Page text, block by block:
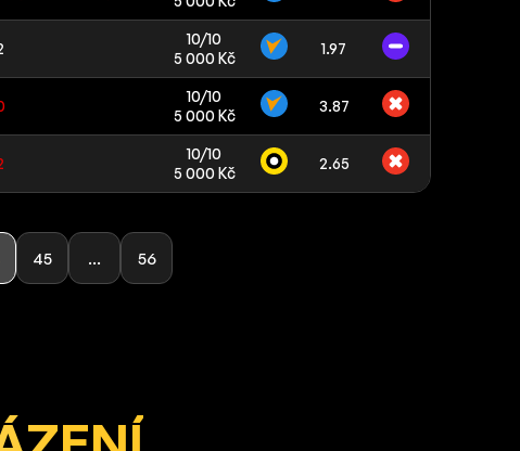
10/10
5 000 Kč
1.97
10/10
5 000 Kč
3.87
10/10
5 000 Kč
2.65
45 ... 56